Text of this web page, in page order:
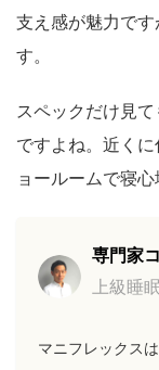
支え感が魅力で
す。
スペックだけ見
ですよね。近く
ョールームで寝
専門家
上級睡
マニフレックス